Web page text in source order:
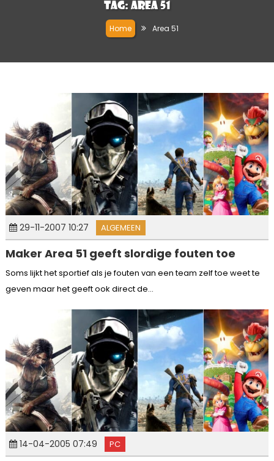
Tag: Area 51
Home Area 51
29-11-2007 10:27 ALGEMEEN
Maker Area 51 geeft slordige fouten toe
Soms lijkt het sportief als je fouten van een team zelf toe weet te
geven maar het geeft ook direct de...
14-04-2005 07:49 PC